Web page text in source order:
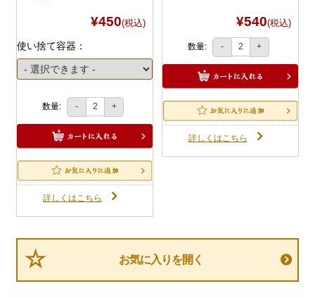
¥450(税込)
使い捨て容器：
数量: - +
詳しくはこちら
¥540(税込)
数量: - +
詳しくはこちら
お気に入りを開く